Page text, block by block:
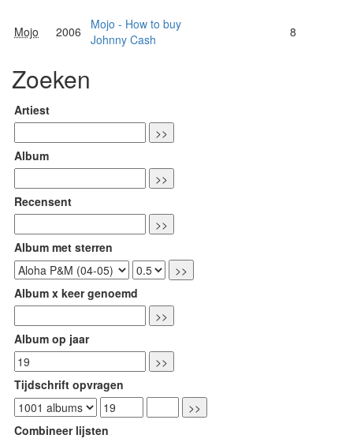
Mojo 2006
Mojo - How to buy
Johnny Cash
8
Zoeken
Artiest
Album
Recensent
Album met sterren
Album x keer genoemd
Album op jaar
Tijdschrift opvragen
Combineer lijsten